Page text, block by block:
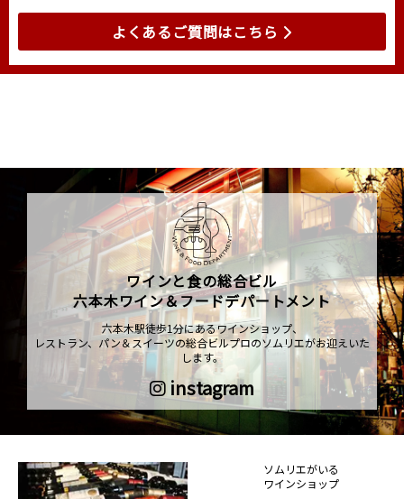
よくあるご質問はこちら
ワインと食の総合ビル
六本木ワイン＆フードデパートメント
六本木駅徒歩1分にあるワインショップ、
レストラン、パン＆スイーツの総合ビルプロのソムリエがお迎えいた
します。
instagram
ソムリエがいる
ワインショップ